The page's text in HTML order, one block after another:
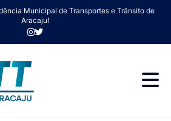
Municipal de Transportes e Trânsito de
Aracaju!